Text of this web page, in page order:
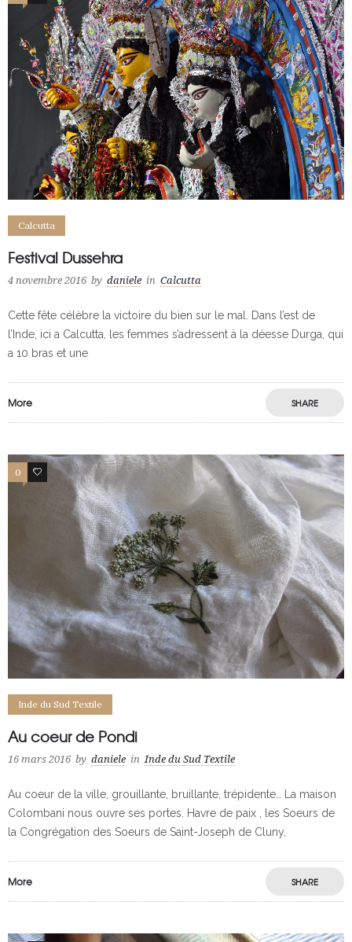
Calcutta
Festival Dussehra
4 novembre 2016 by daniele in Calcutta
Cette fête célèbre la victoire du bien sur le mal. Dans l’est de
l’Inde, ici a Calcutta, les femmes s’adressent à la déesse Durga, qui
a 10 bras et une
More SHARE
0 2
Inde du Sud Textile
Au coeur de Pondi
16 mars 2016 by daniele in Inde du Sud Textile
Au coeur de la ville, grouillante, bruillante, trépidente… La maison
Colombani nous ouvre ses portes. Havre de paix , les Soeurs de
la Congrégation des Soeurs de Saint-Joseph de Cluny,
More SHARE